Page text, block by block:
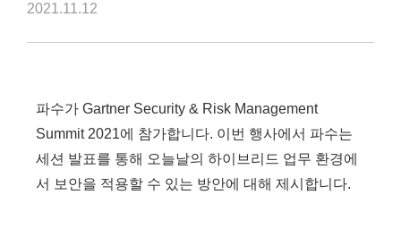
2021.11.12
파수가 Gartner Security & Risk Management
Summit 2021에 참가합니다. 이번 행사에서 파수는
세션 발표를 통해 오늘날의 하이브리드 업무 환경에
서 보안을 적용할 수 있는 방안에 대해 제시합니다.